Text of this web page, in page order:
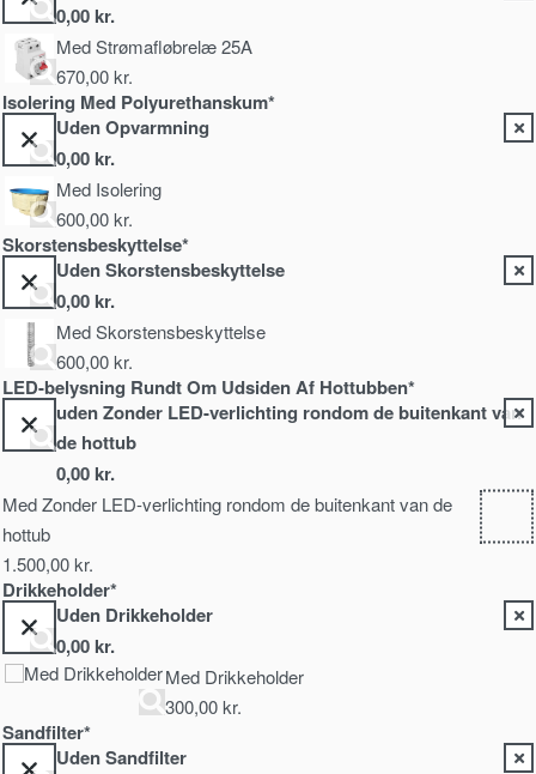
0,00 kr.
Med Strømafløbrelæ 25A
670,00kr.
Isolering Med Polyurethanskum*
Uden Opvarmning
0,00 kr.
Med Isolering
600,00kr.
Skorstensbeskyttelse*
Uden Skorstensbeskyttelse
0,00 kr.
Med Skorstensbeskyttelse
600,00kr.
LED-belysning Rundt Om Udsiden Af Hottubben*
uden Zonder LED-verlichting rondom de buitenkant van
de hottub
0,00 kr.
Med Zonder LED-verlichting rondom de buitenkant van de
hottub
1.500,00kr.
Drikkeholder*
Uden Drikkeholder
0,00 kr.
Med Drikkeholder
300,00kr.
Sandfilter*
Uden Sandfilter